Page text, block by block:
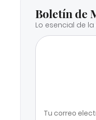
Boletín de
Lo esencial de